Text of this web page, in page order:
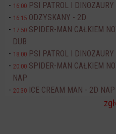
16:00 PSI PATROL I
16:15 ODZYSKANY - 2D
17:50 SPIDER-MAN CAŁKIEM
DUB
18:00 PSI PATROL I
20:00 SPIDER-MAN CAŁKIEM
NAP
20:30 ICE CREAM MAN - 2D NAP